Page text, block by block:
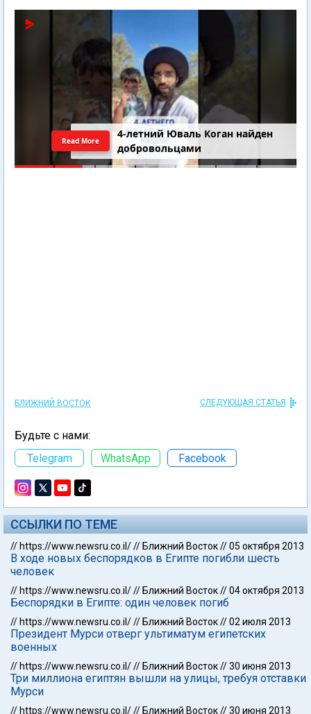
4-летний Юваль Коган найден
добровольцами
Read More
БЛИЖНИЙ ВОСТОК СЛЕДУЮЩАЯ СТАТЬЯ
Будьте с нами:
Telegram
WhatsApp Facebook
ССЫЛКИ ПО ТЕМЕ
// https://www.newsru.co.il/// Ближний Восток//05 октября 2013
В ходе новых беспорядков в Египте погибли шесть
человек
// https://www.newsru.co.il/// Ближний Восток//04 октября 2013
Беспорядки в Египте: один человек погиб
// https://www.newsru.co.il/// Ближний Восток//02 июля 2013
Президент Мурси отверг ультиматум египетских
военных
// https://www.newsru.co.il/// Ближний Восток//30 июня 2013
Три миллиона египтян вышли на улицы, требуя отставки
Мурси
// https://www.newsru.co.il/// Ближний Восток//30 июня 2013